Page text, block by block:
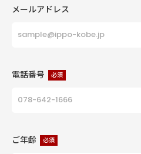
メールアドレス
電話番号 必須
ご年齢 必須